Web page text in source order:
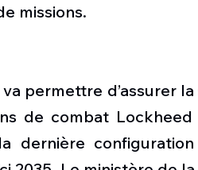
missions.
permettre d’assurer
de combat
dernière